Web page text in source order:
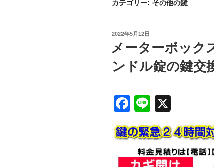
カテゴリー: その他の鍵
投
日:
2022年5月12日
メーターボック
ンドル錠の鍵交
F
c
e
Li
e